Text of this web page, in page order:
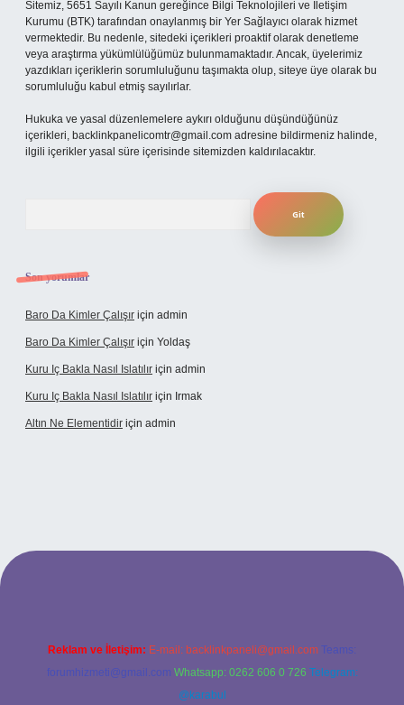
Sitemiz, 5651 Sayılı Kanun gereğince Bilgi Teknolojileri ve İletişim
Kurumu (BTK) tarafından onaylanmış bir Yer Sağlayıcı olarak hizmet
vermektedir. Bu nedenle, sitedeki içerikleri proaktif olarak denetleme
veya araştırma yükümlülüğümüz bulunmamaktadır. Ancak, üyelerimiz
yazdıkları içeriklerin sorumluluğunu taşımakta olup, siteye üye olarak bu
sorumluluğu kabul etmiş sayılırlar.
Hukuka ve yasal düzenlemelere aykırı olduğunu düşündüğünüz
içerikleri, backlinkpanelicomtr@gmail.com adresine bildirmeniz halinde,
ilgili içerikler yasal süre içerisinde sitemizden kaldırılacaktır.
Son yorumlar
Baro Da Kimler Çalışır için admin
Baro Da Kimler Çalışır için Yoldaş
Kuru Iç Bakla Nasıl Islatılır için admin
Kuru Iç Bakla Nasıl Islatılır için Irmak
Altın Ne Elementidir için admin
güncel giriş
Reklam ve İletişim: E-mail: backlinkpaneli@gmail.com Teams:
forumhizmeti@gmail.com Whatsapp: 0262 606 0 726 Telegram:
@karabul